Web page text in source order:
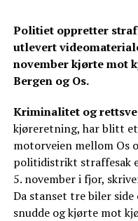
Politiet oppretter
utlevert
november kjørte mot
Bergen og Os.
Kriminalitet og
kjøreretning, har blitt
motorveien mellom Os
politidistrikt straffesak
5. november i fjor,
Da stanset tre biler
snudde og kjørte mot